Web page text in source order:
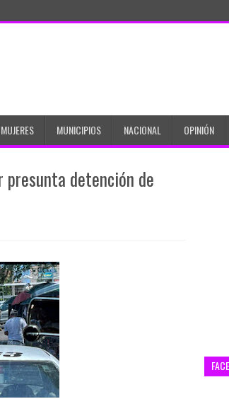
MUJERES MUNICIPIOS NACIONAL OPINIÓN
presunta detención de